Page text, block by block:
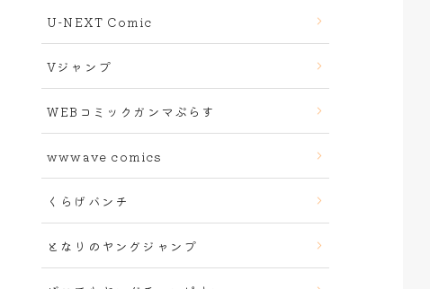
U-NEXT Comic
Vジャンプ
WEBコミックガンマぷらす
wwwave comics
くらげバンチ
となりのヤングジャンプ